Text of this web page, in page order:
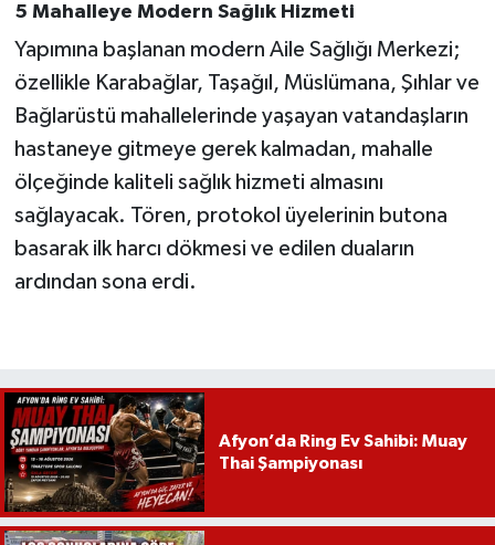
5 Mahalleye Modern Sağlık Hizmeti
Yapımına başlanan modern Aile Sağlığı Merkezi;
özellikle Karabağlar, Taşağıl, Müslümana, Şıhlar ve
Bağlarüstü mahallelerinde yaşayan vatandaşların
hastaneye gitmeye gerek kalmadan, mahalle
ölçeğinde kaliteli sağlık hizmeti almasını
sağlayacak. Tören, protokol üyelerinin butona
basarak ilk harcı dökmesi ve edilen duaların
ardından sona erdi.
Afyon’da Ring Ev Sahibi: Muay
Thai Şampiyonası